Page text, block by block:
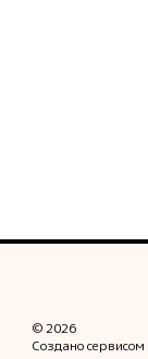
© 2026
Создано сервисом